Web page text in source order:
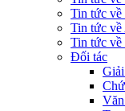
Tin tức
Tin tức
Tin tức về
Đối tác